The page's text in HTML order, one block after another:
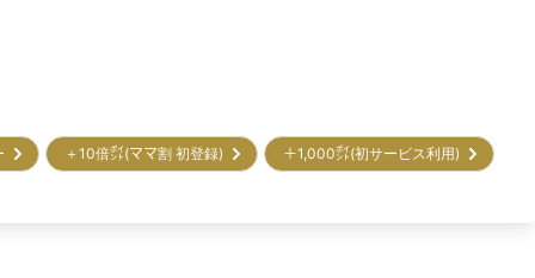
＋10倍㌽(ママ割 初登録)
＋1,000㌽(初サービス利用)